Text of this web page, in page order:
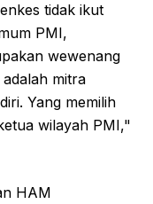
tidak ikut
PMI,
wewenang
mitra
Yang memilih
wilayah PMI,"
HAM